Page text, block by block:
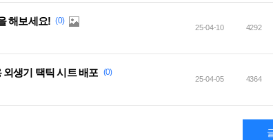
해보세요! (0)
25-04-10 4292
생기 택틱 시트 배포 (0)
25-04-05 4364